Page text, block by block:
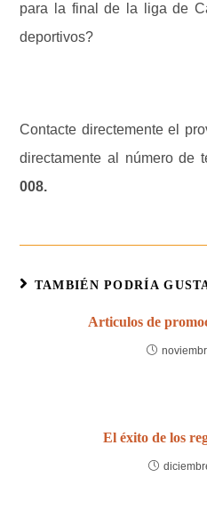
para la final de la liga de
deportivos?
Contacte directemente el
directamente al número de
008.
TAMBIÉN PODRÍA
Articulos de
El éxito de los